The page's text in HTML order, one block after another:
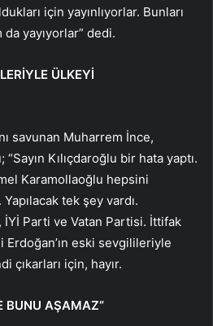
için yayınlıyorlar. Bunları
yayıyorlar” dedi.
ÜLKEYİ
savunan Muharrem İnce,
Kılıçdaroğlu bir hata yaptı.
Karamollaoğlu hepsini
tek şey vardı.
Parti ve Vatan Partisi. İttifak
Erdoğan’ın eski sevgilileriyle
çıkarları için, hayır.
BUNU AŞAMAZ”